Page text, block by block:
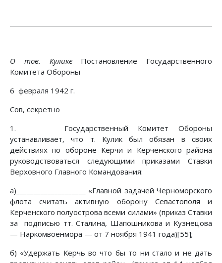
О тов. Кулике Постановление Государственного
Комитета Обороны
6 февраля 1942 г.
Сов, секретно
1. Государственный Комитет Обороны
устанавливает, что т. Кулик был обязан в своих
действиях по обороне Керчи и Керченского района
руководствоваться следующими приказами Ставки
Верховного Главного Командования:
а)____________________ «Главной задачей Черноморского
флота считать активную оборону Севастополя и
Керченского полуострова всеми силами» (приказ Ставки
за подписью тт. Сталина, Шапошникова и Кузнецова
— Наркомвоенмора — от 7 ноября 1941 года)[55];
б) «Удержать Керчь во что бы то ни стало и не дать